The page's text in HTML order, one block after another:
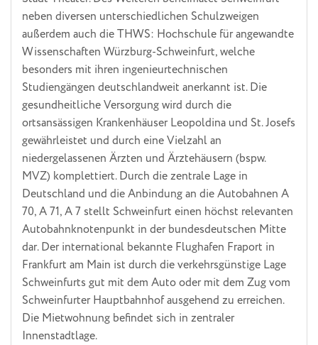
neben diversen unterschiedlichen Schulzweigen
außerdem auch die THWS: Hochschule für angewandte
Wissenschaften Würzburg-Schweinfurt, welche
besonders mit ihren ingenieurtechnischen
Studiengängen deutschlandweit anerkannt ist. Die
gesundheitliche Versorgung wird durch die
ortsansässigen Krankenhäuser Leopoldina und St. Josefs
gewährleistet und durch eine Vielzahl an
niedergelassenen Ärzten und Ärztehäusern (bspw.
MVZ) komplettiert. Durch die zentrale Lage in
Deutschland und die Anbindung an die Autobahnen A
70, A 71, A 7 stellt Schweinfurt einen höchst relevanten
Autobahnknotenpunkt in der bundesdeutschen Mitte
dar. Der international bekannte Flughafen Fraport in
Frankfurt am Main ist durch die verkehrsgünstige Lage
Schweinfurts gut mit dem Auto oder mit dem Zug vom
Schweinfurter Hauptbahnhof ausgehend zu erreichen.
Die Mietwohnung befindet sich in zentraler
Innenstadtlage.